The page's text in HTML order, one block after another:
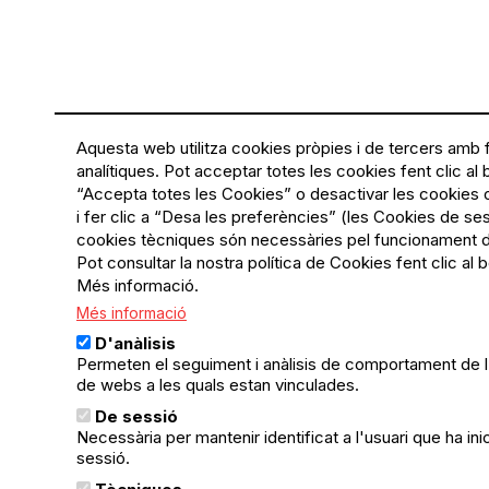
Aquesta web utilitza cookies pròpies i de tercers amb
analítiques. Pot acceptar totes les cookies fent clic al
“Accepta totes les Cookies” o desactivar les cookies
i fer clic a “Desa les preferències” (les Cookies de
cookies tècniques són necessàries pel funcionament
Pot consultar la nostra política de Cookies fent clic al
Més informació.
Més informació
D'anàlisis
Permeten el seguiment i anàlisis de comportament de
de webs a les quals estan vinculades.
De sessió
Necessària per mantenir identificat a l'usuari que ha
sessió.